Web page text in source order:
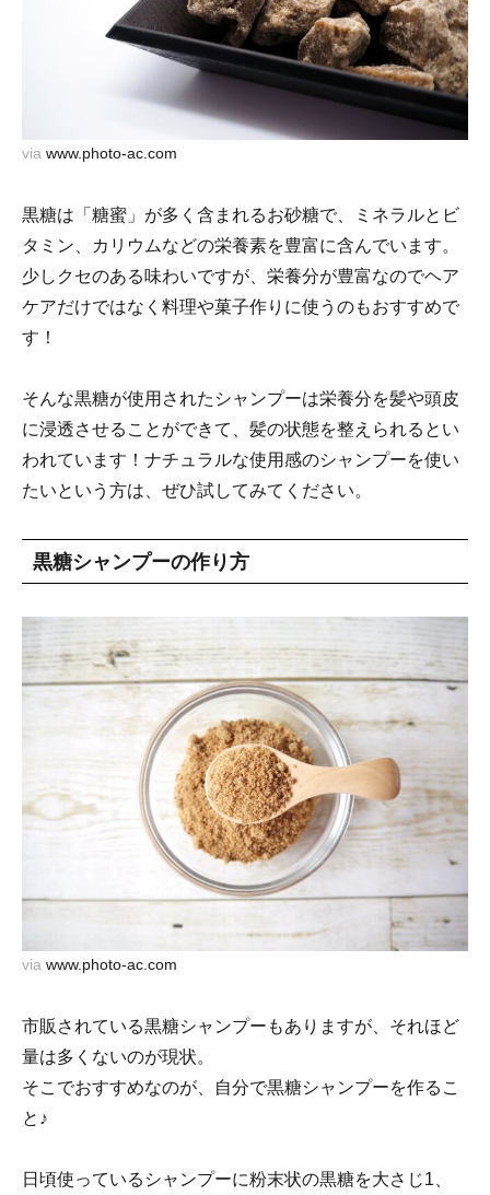
via www.photo-ac.com
黒糖は「糖蜜」が多く含まれるお砂糖で、ミネラルとビ
タミン、カリウムなどの栄養素を豊富に含んでいます。
少しクセのある味わいですが、栄養分が豊富なのでヘア
ケアだけではなく料理や菓子作りに使うのもおすすめで
す！
そんな黒糖が使用されたシャンプーは栄養分を髪や頭皮
に浸透させることができて、髪の状態を整えられるとい
われています！ナチュラルな使用感のシャンプーを使い
たいという方は、ぜひ試してみてください。
黒糖シャンプーの作り方
via www.photo-ac.com
市販されている黒糖シャンプーもありますが、それほど
量は多くないのが現状。
そこでおすすめなのが、自分で黒糖シャンプーを作るこ
と♪
日頃使っているシャンプーに粉末状の黒糖を大さじ1、